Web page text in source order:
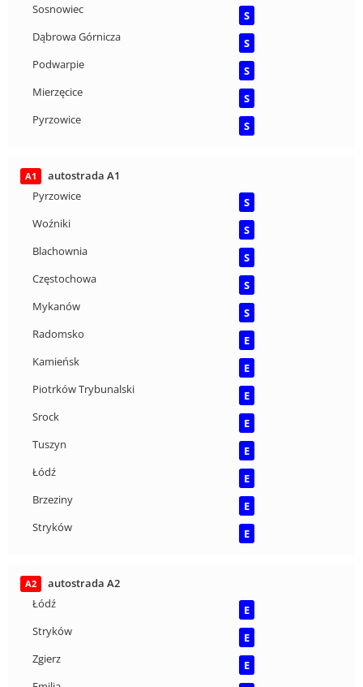
Sosnowiec
S
Dąbrowa Górnicza
S
Podwarpie
S
Mierzęcice
S
Pyrzowice
S
A1
autostrada A1
Pyrzowice
S
Woźniki
S
Blachownia
S
Częstochowa
S
Mykanów
S
Radomsko
E
Kamieńsk
E
Piotrków Trybunalski
E
Srock
E
Tuszyn
E
Łódź
E
Brzeziny
E
Stryków
E
A2
autostrada A2
Łódź
E
Stryków
E
Zgierz
E